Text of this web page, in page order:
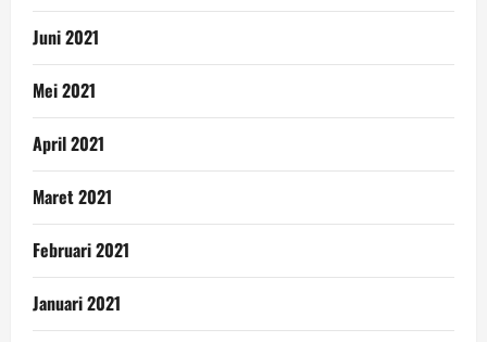
Juni 2021
Mei 2021
April 2021
Maret 2021
Februari 2021
Januari 2021